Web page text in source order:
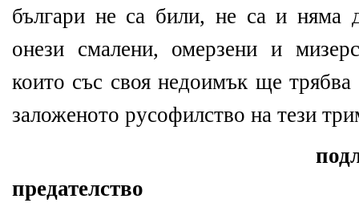
българи не са били, не са и няма
онези смалени, омерзени и
които със своя недоимък ще трябва
заложеното русофилство на тези
предателство